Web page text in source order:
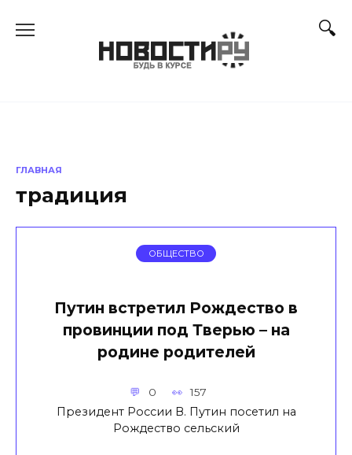
ГЛАВНАЯ
традиция
ОБЩЕСТВО
Путин встретил Рождество в
провинции под Тверью – на
родине родителей
0 157
Президент России В. Путин посетил на
Рождество сельский